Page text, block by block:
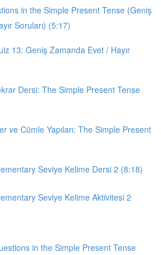
in the Simple Present Tense (Geniş
Soruları) (5:17)
13: Geniş Zamanda Evet / Hayır
Dersi: The Simple Present Tense
ve Cümle Yapıları: The Simple Present
Seviye Kelime Dersi 2 (8:18)
Seviye Kelime Aktivitesi 2
in the Simple Present Tense